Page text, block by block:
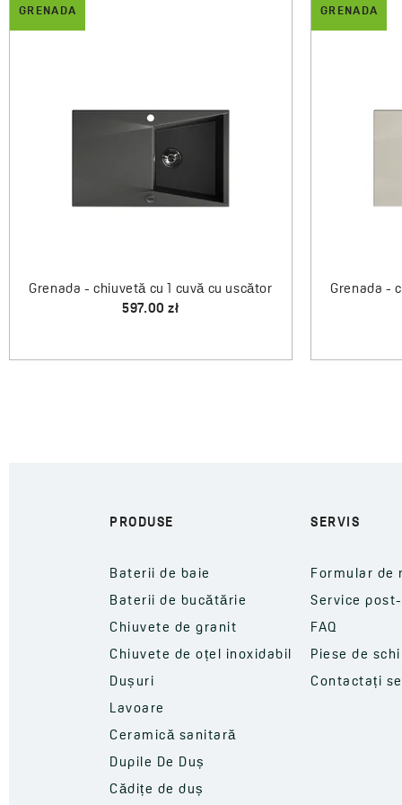
GRENADA
Grenada - chiuvetă cu 1 cuvă cu uscător
597.00 zł
GRENADA
Grenada -
PRODUSE
Baterii de baie
Baterii de bucătărie
Chiuvete de granit
Chiuvete de oțel inoxidabil
Dușuri
Lavoare
Ceramică sanitară
Dupile De Duș
Cădițe de duș
SERVIS
Formular de
Service
FAQ
Piese de
Contactați